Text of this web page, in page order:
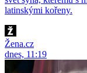
latinskými kořeny.
Žena.cz
dnes, 11:19